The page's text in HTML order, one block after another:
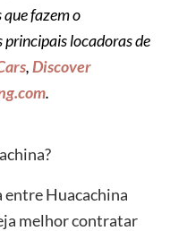
fazem o
locadoras de
,Discover
.
entre Huacachina
melhor contratar